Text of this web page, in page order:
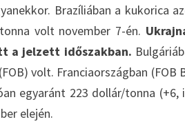
Brazíliában a kukorica
volt november 7-én.
a jelzett időszakban.
volt. Franciaországban (FOB
egyaránt 223 dollár/tonna
elején.